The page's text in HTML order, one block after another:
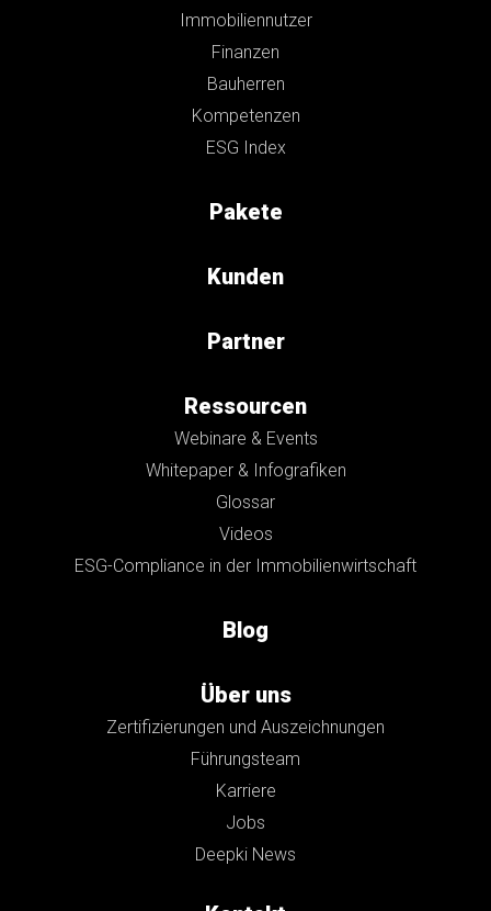
Immobiliennutzer
Finanzen
Bauherren
Kompetenzen
ESG Index
Pakete
Kunden
Partner
Ressourcen
Webinare & Events
Whitepaper & Infografiken
Glossar
Videos
ESG-Compliance in der Immobilienwirtschaft
Blog
Über uns
Zertifizierungen und Auszeichnungen
Führungsteam
Karriere
Jobs
Deepki News